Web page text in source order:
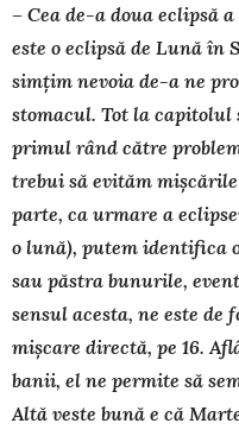
– Cea de-a doua eclipsă
este o eclipsă de Lună în
simțim nevoia de-a ne
stomacul. Tot la
primul rând către
trebui să evităm
parte, ca urmare a
o lună), putem identifica
sau păstra bunurile,
sensul acesta, ne este
mișcare directă, pe 16.
banii, el ne permite să
Altă veste bună e că